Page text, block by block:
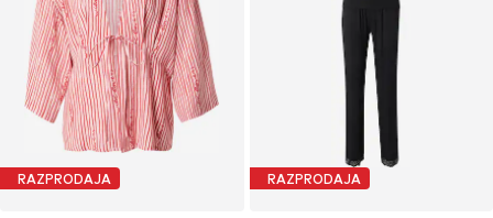
RAZPRODAJA RAZPRODAJA